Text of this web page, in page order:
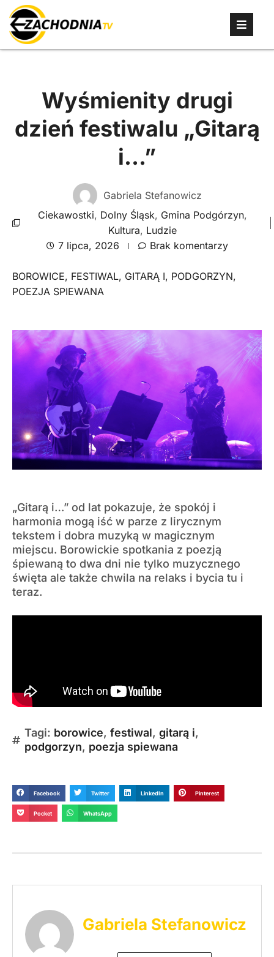
Wyśmienity drugi
dzień festiwalu „Gitarą
i…”
Gabriela Stefanowicz
Ciekawostki, Dolny Śląsk, Gmina Podgórzyn,
Kultura, Ludzie
7 lipca, 2026
Brak komentarzy
BOROWICE, FESTIWAL, GITARĄ I, PODGORZYN,
POEZJA SPIEWANA
„Gitarą i…” od lat pokazuje, że spokój i
harmonia mogą iść w parze z lirycznym
tekstem i dobra muzyką w magicznym
miejscu. Borowickie spotkania z poezją
śpiewaną to dwa dni nie tylko muzycznego
święta ale także chwila na relaks i bycia tu i
teraz.
Tagi: borowice, festiwal, gitarą i,
podgorzyn, poezja spiewana
Facebook Twitter LinkedIn Pinterest
Pocket WhatsApp
Gabriela Stefanowicz